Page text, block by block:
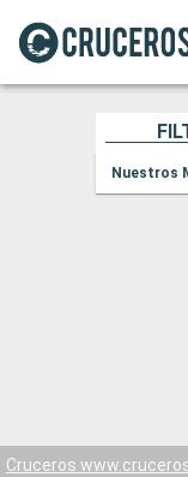
Nuestros
Cruceros